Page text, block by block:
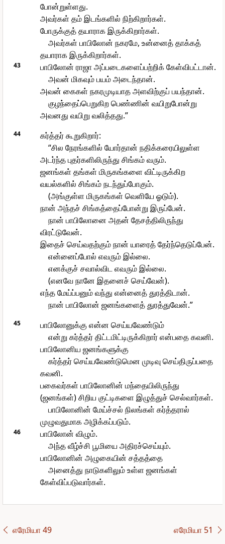
போன்றுள்ளது.
அவர்கள் தம் இடங்களில் நிற்கிறார்கள்.
போருக்குத் தயாராக இருக்கிறார்கள்.
அவர்கள் பாபிலோன் நகரமே, உன்னைத் தாக்கத்
தயாராக இருக்கிறார்கள்.
43
பாபிலோன் ராஜா அப்படைகளைப்பற்றிக் கேள்விபட்டான்.
அவன் மிகவும் பயம் அடைந்தான்.
அவன் கைகள் நகரமுடியாத அளவிற்குப் பயந்தான்.
குழந்தைப்பெறுகிற பெண்ணின் வயிறுபோன்று
அவனது வயிறு வலித்தது.”
44
கர்த்தர் கூறுகிறார்:
“சில நேரங்களில் யோர்தான் நதிக்கரையிலுள்ள
அடர்ந்த புதர்களிலிருந்து சிங்கம் வரும்.
ஜனங்கள் தங்கள் மிருகங்களை விட்டிருக்கிற
வயல்களில் சிங்கம் நடந்துப்போகும்.
(அங்குள்ள மிருகங்கள் வெளியே ஓடும்).
நான் அந்தச் சிங்கத்தைப்போன்று இருப்பேன்.
நான் பாபிலோனை அதன் தேசத்திலிருந்து
விரட்டுவேன்.
இதைச் செய்வதற்கும் நான் யாரைத் தேர்ந்தெடுப்பேன்.
என்னைப்போல் எவரும் இல்லை.
எனக்குச் சவால்விட எவரும் இல்லை.
(எனவே நானே இதனைச் செய்வேன்).
எந்த மேய்ப்பனும் வந்து என்னைத் துரத்திடான்.
நான் பாபிலோன் ஜனங்களைத் துரத்துவேன்.”
45
பாபிலோனுக்கு என்ன செய்யவேண்டும்
என்று கர்த்தர் திட்டமிட்டிருக்கிறார் என்பதை கவனி.
பாபிலோனிய ஜனங்களுக்கு
கர்த்தர் செய்யவேண்டுமென முடிவு செய்திருப்பதை
கவனி.
பகைவர்கள் பாபிலோனின் மந்தையிலிருந்து
(ஜனங்கள்) சிறிய குட்டிகளை இழுத்துச் செல்வார்கள்.
பாபிலோனின் மேய்ச்சல் நிலங்கள் கர்த்தரால்
முழுவதுமாக அழிக்கப்படும்.
46
பாபிலோன் விழும்.
அந்த வீழ்ச்சி பூமியை அதிரச்செய்யும்.
பாபிலோனின் அழுகையின் சத்தத்தை
அனைத்து நாடுகளிலும் உள்ள ஜனங்கள்
கேள்விப்படுவார்கள்.
எரேமியா 49 எரேமியா 51